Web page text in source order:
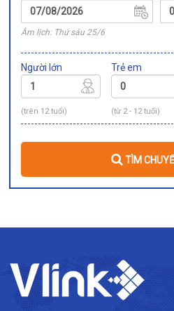
Âm lịch: Thứ sáu 25/6
Người lớn
(trên 12 tuổi)
Trẻ em
(từ 2 - 12 tuổi)
TÌM